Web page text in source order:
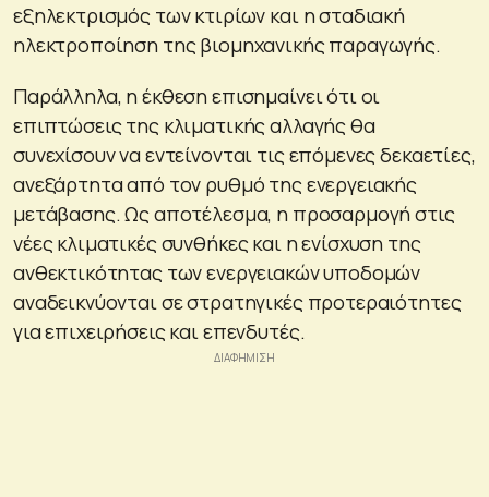
εξηλεκτρισμός των κτιρίων και η σταδιακή
ηλεκτροποίηση της βιομηχανικής παραγωγής.
Παράλληλα, η έκθεση επισημαίνει ότι οι
επιπτώσεις της κλιματικής αλλαγής θα
συνεχίσουν να εντείνονται τις επόμενες δεκαετίες,
ανεξάρτητα από τον ρυθμό της ενεργειακής
μετάβασης. Ως αποτέλεσμα, η προσαρμογή στις
νέες κλιματικές συνθήκες και η ενίσχυση της
ανθεκτικότητας των ενεργειακών υποδομών
αναδεικνύονται σε στρατηγικές προτεραιότητες
για επιχειρήσεις και επενδυτές.